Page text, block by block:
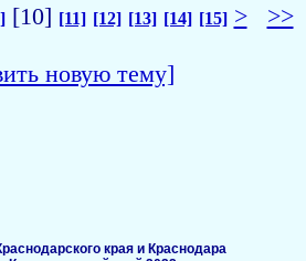
[10] [11] [12] [13] [14] [15] >
>>
новую тему]
края и Краснодара